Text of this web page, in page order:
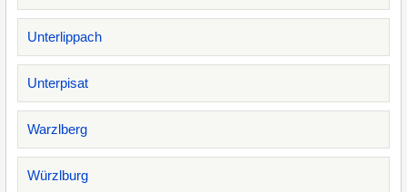
Unterlippach
Unterpisat
Warzlberg
Würzlburg